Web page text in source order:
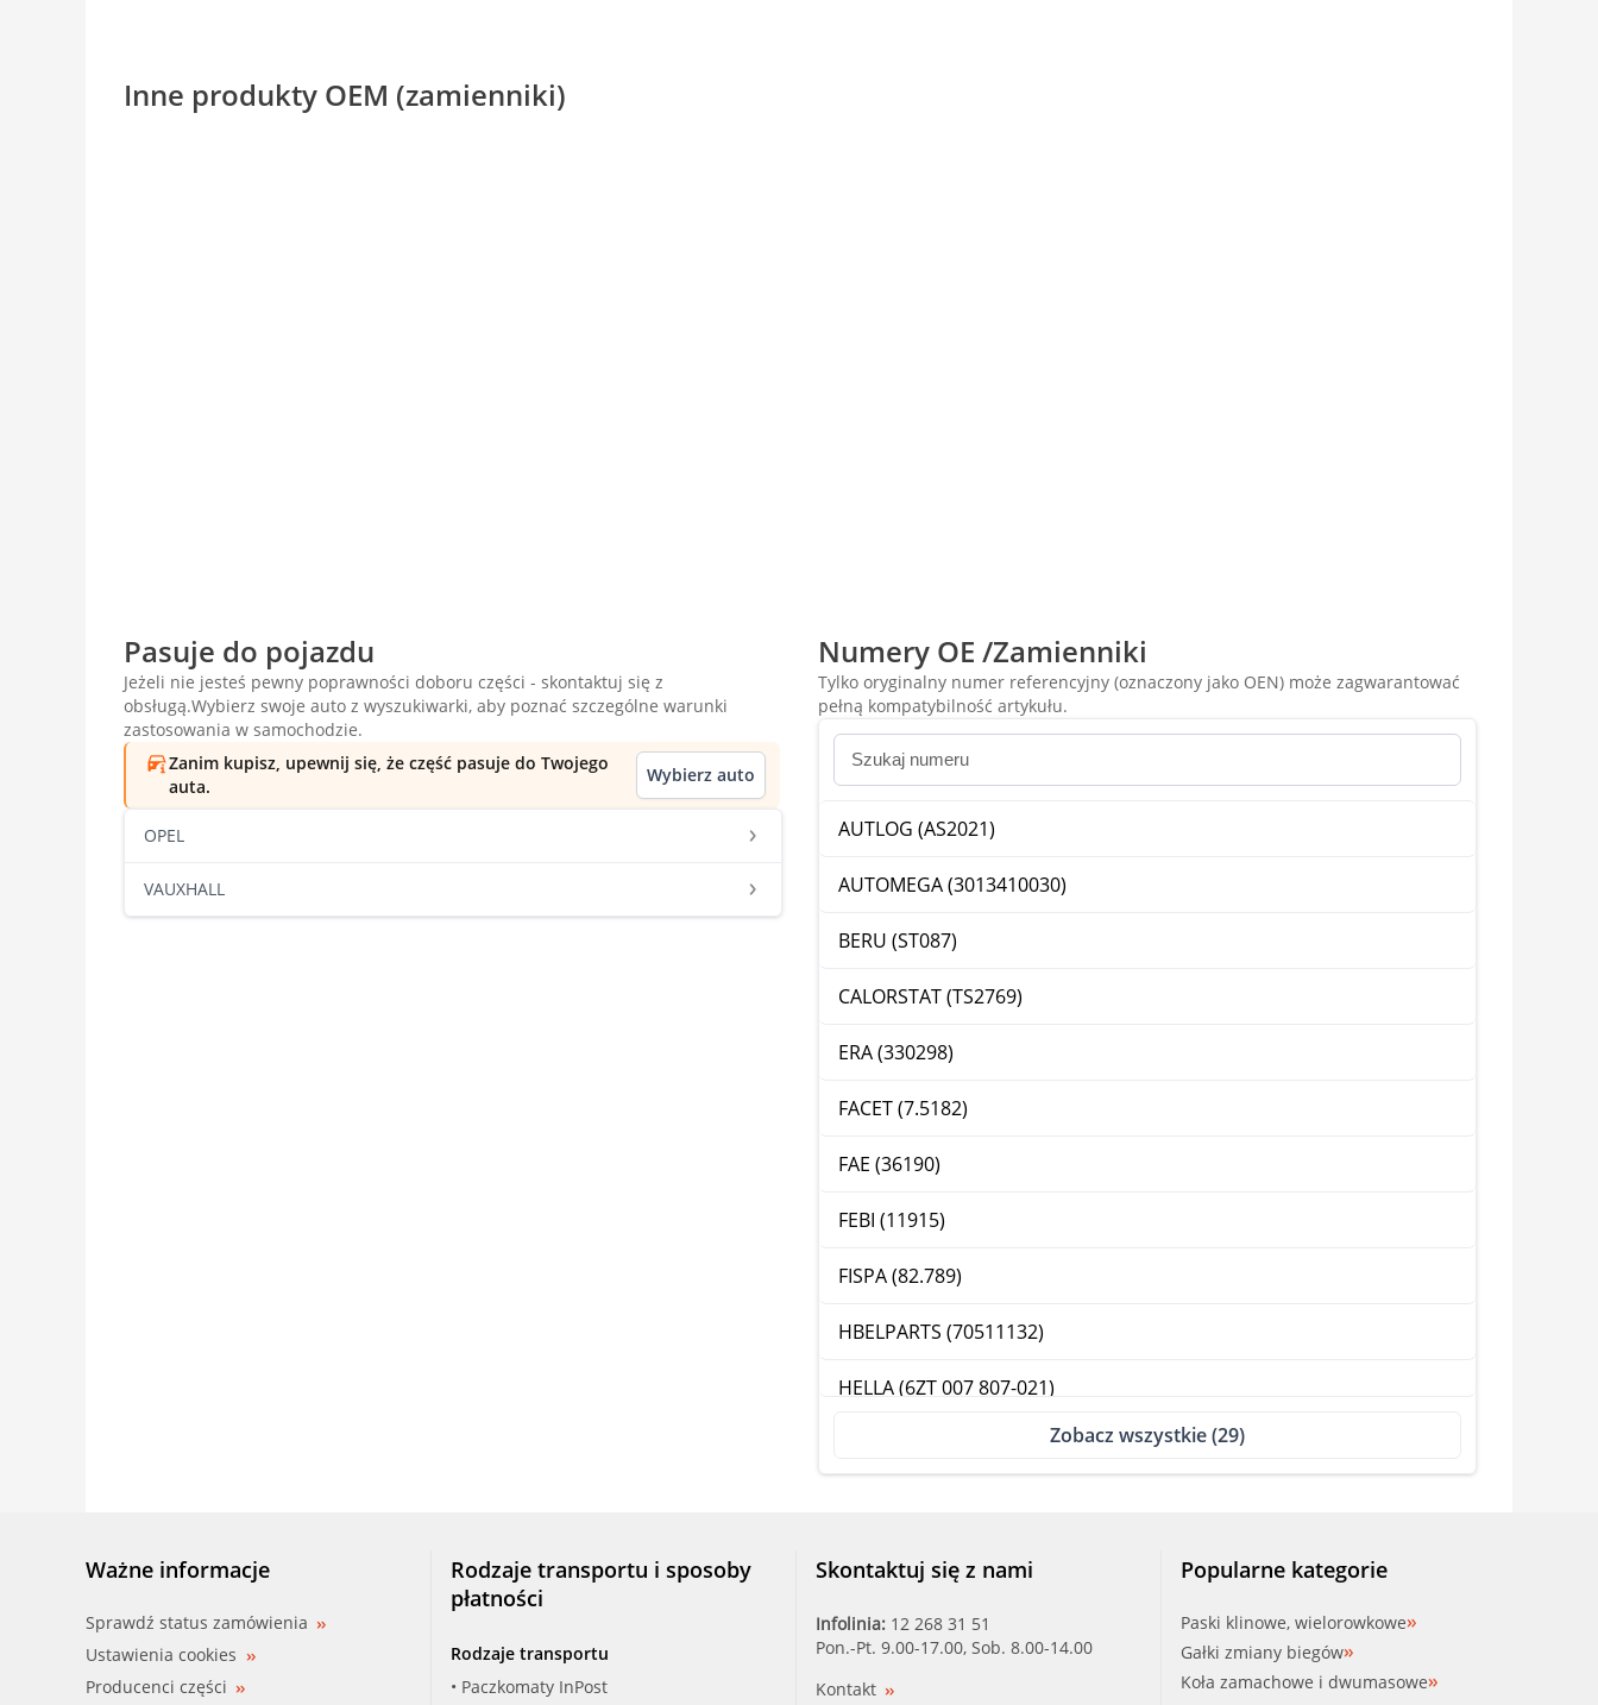
Inne produkty OEM (zamienniki)
Pasuje do pojazdu
Jeżeli nie jesteś pewny poprawności doboru części - skontaktuj się z
obsługą.Wybierz swoje auto z wyszukiwarki, aby poznać szczególne warunki
zastosowania w samochodzie.
Zanim kupisz, upewnij się, że część pasuje do Twojego
auta.
Wybierz auto
OPEL
VAUXHALL
Numery OE /Zamienniki
Tylko oryginalny numer referencyjny (oznaczony jako OEN) może zagwarantować
pełną kompatybilność artykułu.
AUTLOG (AS2021)
AUTOMEGA (3013410030)
BERU (ST087)
CALORSTAT (TS2769)
ERA (330298)
FACET (7.5182)
FAE (36190)
FEBI (11915)
FISPA (82.789)
HBELPARTS (70511132)
HELLA (6ZT 007 807-021)
JPG (1293200809)
LUCAS_ELEC (SNB756)
Zobacz wszystkie (29)
Ważne informacje
Sprawdź status zamówienia
Ustawienia cookies
Producenci części
Rodzaje transportu i sposoby
płatności
Rodzaje transportu
• Paczkomaty InPost
Skontaktuj się z nami
Infolinia: 12 268 31 51
Pon.-Pt. 9.00-17.00, Sob. 8.00-14.00
Kontakt
Popularne kategorie
Paski klinowe, wielorowkowe
Gałki zmiany biegów
Koła zamachowe i dwumasowe